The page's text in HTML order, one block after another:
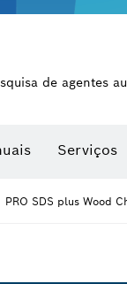
de agentes
Serviços
PRO SDS plus Wood